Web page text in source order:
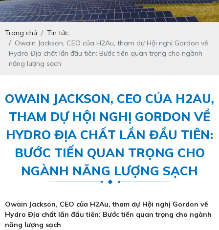
Trang chủ
Tin tức
Owain Jackson, CEO của H2Au, tham dự Hội nghị Gordon về
Hydro Địa chất lần đầu tiên: Bước tiến quan trọng cho ngành
năng lượng sạch
OWAIN JACKSON, CEO CỦA H2AU,
THAM DỰ HỘI NGHỊ GORDON VỀ
HYDRO ĐỊA CHẤT LẦN ĐẦU TIÊN:
BƯỚC TIẾN QUAN TRỌNG CHO
NGÀNH NĂNG LƯỢNG SẠCH
Owain Jackson, CEO của H2Au, tham dự Hội nghị Gordon về
Hydro Địa chất lần đầu tiên: Bước tiến quan trọng cho ngành
năng lượng sạch